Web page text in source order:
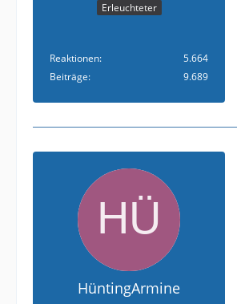
Erleuchteter
Reaktionen
5.664
Beiträge
9.689
HüntingArmine